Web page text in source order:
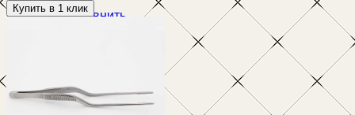
избранное сравнить